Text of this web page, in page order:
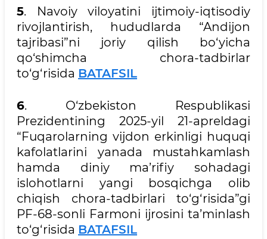
5. Navoiy viloyatini ijtimoiy-iqtisodiy
rivojlantirish, hududlarda “Andijon
tajribasi”ni joriy qilish bo‘yicha
qo‘shimcha chora-tadbirlar
to‘g‘risida BATAFSIL
6. O‘zbekiston Respublikasi
Prezidentining 2025-yil 21-apreldagi
“Fuqarolarning vijdon erkinligi huquqi
kafolatlarini yanada mustahkamlash
hamda diniy ma’rifiy sohadagi
islohotlarni yangi bosqichga olib
chiqish chora-tadbirlari to‘g‘risida”gi
PF-68-sonli Farmoni ijrosini ta’minlash
to‘g‘risida BATAFSIL